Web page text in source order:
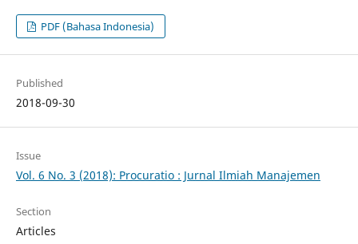
PDF (Bahasa Indonesia)
Published
2018-09-30
Issue
Vol. 6 No. 3 (2018): Procuratio : Jurnal Ilmiah Manajemen
Section
Articles